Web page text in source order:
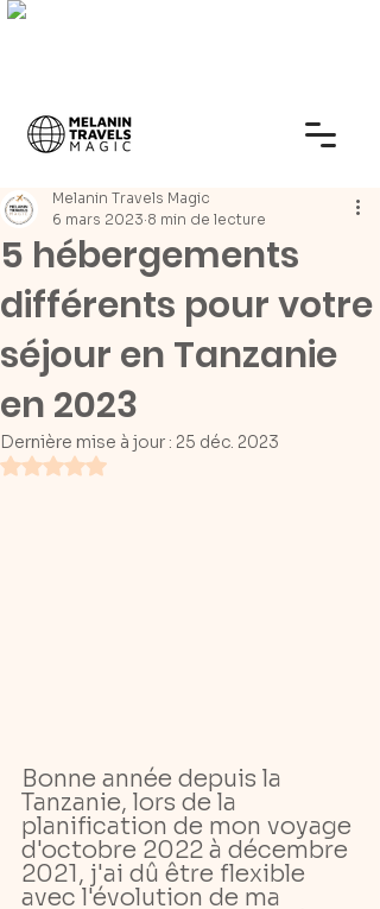
5 hébergements
différents pour votre
séjour en Tanzanie
en 2023
Melanin Travels Magic
6 mars 2023 8 min de lecture
Dernière mise à jour : 25 déc. 2023
Noté NaN étoiles sur 5.
Bonne année depuis la
Tanzanie, lors de la
planification de mon voyage
d'octobre 2022 à décembre
2021, j'ai dû être flexible
avec l'évolution de ma